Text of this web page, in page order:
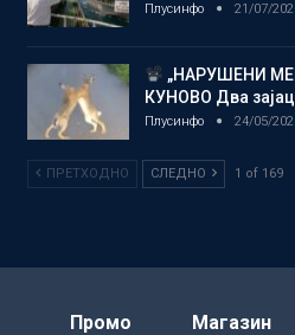
Плусинфо 21/07/
„НАРУШЕНИ
КУНОВО Два
Плусинфо 24/05/
ПРЕТХОДНО СЛЕДНО 1 of 169
Промо Магазин